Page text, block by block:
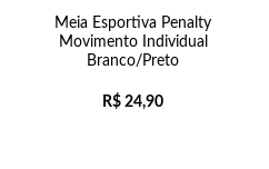
Meia Esportiva Penalty
Movimento Individual
Branco/Preto
R$ 24,90